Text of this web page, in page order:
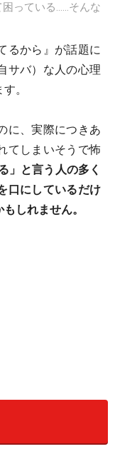
困っている……そんな
るから』が話題に
サバ）な人の心理
。
に、実際につきあ
てしまいそうで怖
」と言う人の多く
口にしているだけ
しれません。
像と実像とが大き